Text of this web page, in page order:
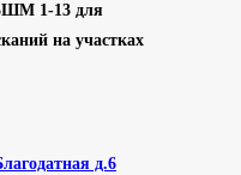
1-13 для
на участках
д.6